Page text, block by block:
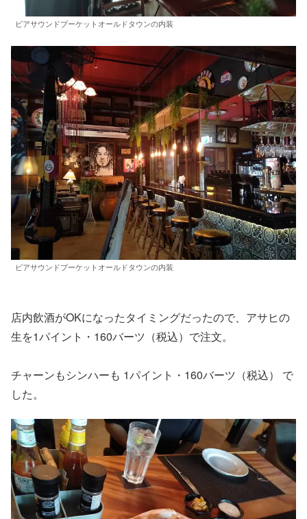
ビアサウンドプーケットオールドタウンの内装
ビアサウンドプーケットオールドタウンの内装
店内飲酒がOKになったタイミングだったので、アサヒの
生を1パイント・160バーツ（税込）で注文。
チャーンもシンハーも 1パイント・160バーツ（税込） で
した。